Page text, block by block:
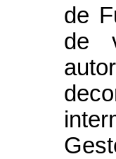
de
de